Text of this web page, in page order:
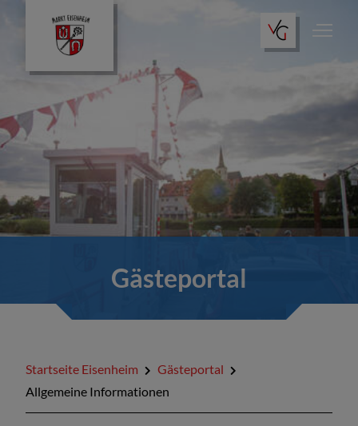
Aktuelles
Amtliche Bekanntmachungen
Kontakt
Gästeportal
Startseite Eisenheim
Gästeportal
Allgemeine Informationen